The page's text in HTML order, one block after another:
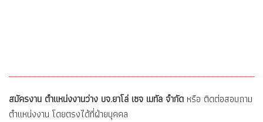
สมัครงาน ตำแหน่งงานว่าง บจ.ยาโล่ เซจ เมทัล จำกัด หรือ ติดต่อสอบถาม
ตำแหน่งงาน โดยตรงได้ที่ฝ่ายบุคคล